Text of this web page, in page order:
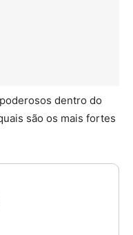
dentro do
são os mais fortes